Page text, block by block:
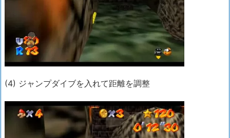
(4) ジャンプダイブを入れて距離を調整